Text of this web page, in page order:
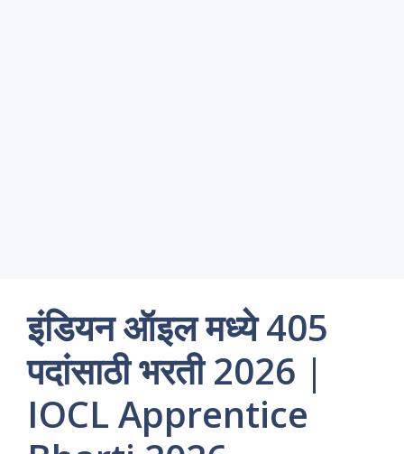
इंडियन ऑइल मध्ये 405
पदांसाठी भरती 2026 |
IOCL Apprentice